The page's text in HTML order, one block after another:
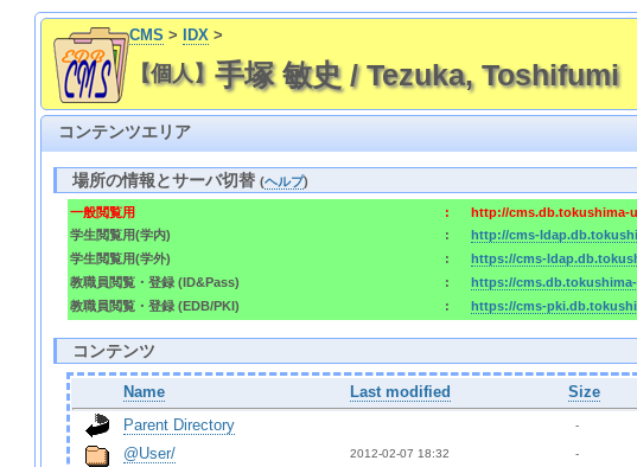
CMS > IDX>
【個人】 手塚 敏史 / Tezuka, Toshifumi
コンテンツエリア
場所の情報とサーバ切替(ヘルプ)
一般閲覧用 :
http://cms.db.tokushima-
学生閲覧用(学内)
:
http://cms-
学生閲覧用(学外)
:
https://cms-
教職員閲覧・登録 (ID&Pass)
:
https://cms.db.tokushima-
教職員閲覧・登録 (EDB/PKI)
: https://cms-
コンテンツ
Name Last modified Size
Parent Directory
  -
@User/ 2012-02-07 18:32
  -